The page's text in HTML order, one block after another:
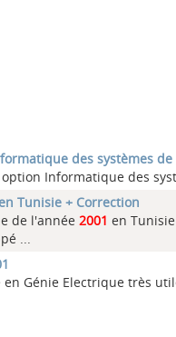
des systèmes de
Informatique des
Tunisie + Correction
de l'année2001 en
...
Génie Electrique très